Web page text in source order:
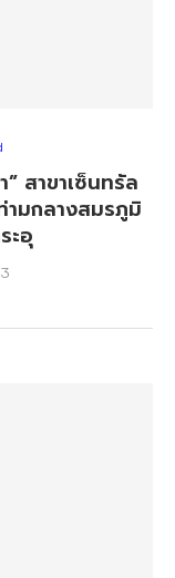
สาขาเซ็นทรัล
ามกลางสมรภูมิ
ะอุ